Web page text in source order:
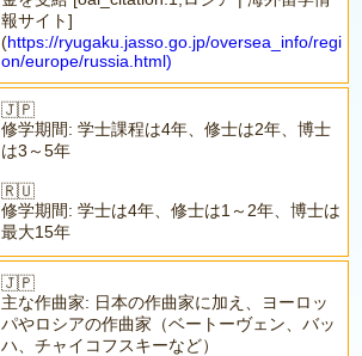
報サイト]
(https://ryugaku.jasso.go.jp/oversea_info/regi
on/europe/russia.html)
🇯🇵
修学期間: 学士課程は4年、修士は2年、博士
は3～5年
🇷🇺
修学期間: 学士は4年、修士は1～2年、博士は
最大15年
🇯🇵
主な作曲家: 日本の作曲家に加え、ヨーロッ
パやロシアの作曲家（ベートーヴェン、バッ
ハ、チャイコフスキーなど）